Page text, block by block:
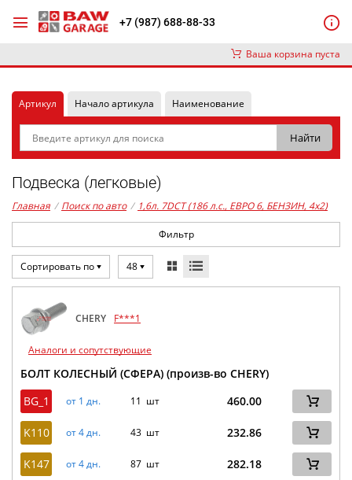
+7 (987) 688-88-33
Ваша корзина пуста
Артикул Начало артикула Наименование
Подвеска (легковые)
Главная / Поиск по авто / 1,6л. 7DCT (186 л.с., ЕВРО 6, БЕНЗИН, 4x2)
Фильтр
Сортировать по 48
CHERY F***1
Аналоги и сопутствующие
БОЛТ КОЛЕСНЫЙ (СФЕРА) (произв-во CHERY)
BG_1
от 1 дн. 11 шт 460.00
K110 от 4 дн. 43 шт 232.86
K147 от 4 дн. 87 шт 282.18